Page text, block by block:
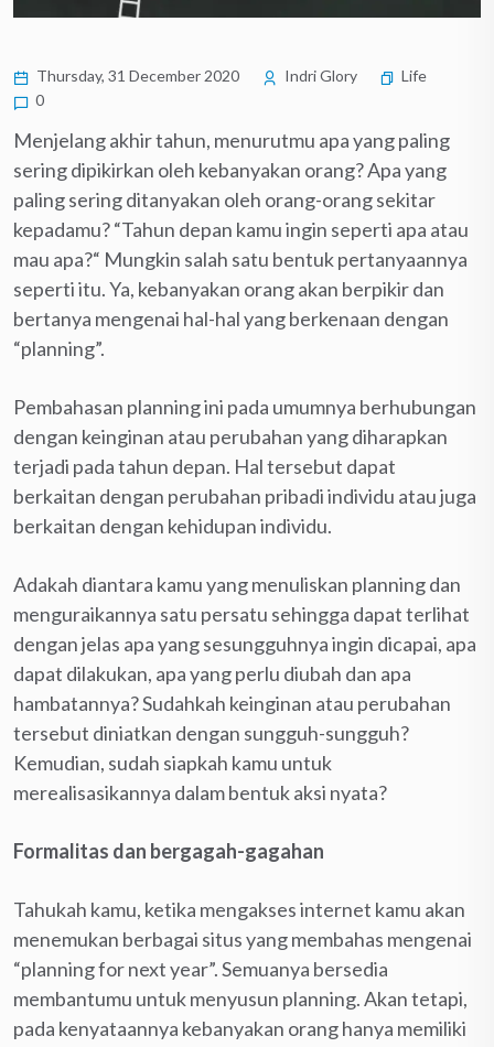
Thursday, 31 December 2020 Indri Glory
Life
0
Menjelang akhir tahun, menurutmu apa yang paling
sering dipikirkan oleh kebanyakan orang? Apa yang
paling sering ditanyakan oleh orang-orang sekitar
kepadamu? “Tahun depan kamu ingin seperti apa atau
mau apa?“ Mungkin salah satu bentuk pertanyaannya
seperti itu. Ya, kebanyakan orang akan berpikir dan
bertanya mengenai hal-hal yang berkenaan dengan
“planning”.
Pembahasan planning ini pada umumnya berhubungan
dengan keinginan atau perubahan yang diharapkan
terjadi pada tahun depan. Hal tersebut dapat
berkaitan dengan perubahan pribadi individu atau juga
berkaitan dengan kehidupan individu.
Adakah diantara kamu yang menuliskan planning dan
menguraikannya satu persatu sehingga dapat terlihat
dengan jelas apa yang sesungguhnya ingin dicapai, apa
dapat dilakukan, apa yang perlu diubah dan apa
hambatannya? Sudahkah keinginan atau perubahan
tersebut diniatkan dengan sungguh-sungguh?
Kemudian, sudah siapkah kamu untuk
merealisasikannya dalam bentuk aksi nyata?
Formalitas dan bergagah-gagahan
Tahukah kamu, ketika mengakses internet kamu akan
menemukan berbagai situs yang membahas mengenai
“planning for next year”. Semuanya bersedia
membantumu untuk menyusun planning. Akan tetapi,
pada kenyataannya kebanyakan orang hanya memiliki